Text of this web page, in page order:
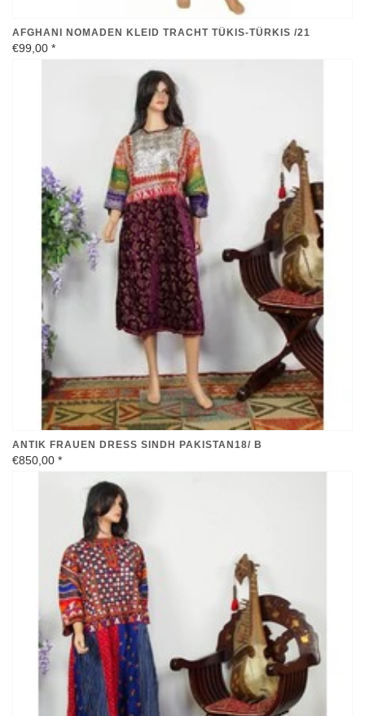
AFGHANI NOMADEN KLEID TRACHT TÜKIS-TÜRKIS /21
€99,00 *
ANTIK FRAUEN DRESS SINDH PAKISTAN18/ B
€850,00 *